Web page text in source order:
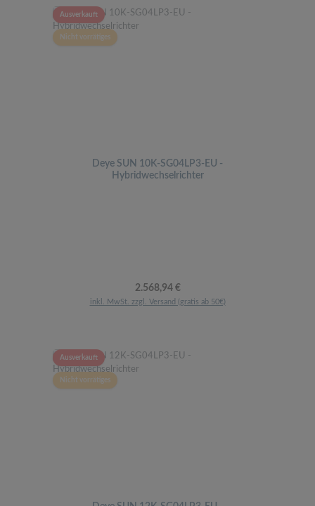
Ausverkauft
Nicht vorrätiges
Deye SUN 10K-SG04LP3-EU -
Hybridwechselrichter
Regulärer Preis:
2.568,94 €
inkl. MwSt. zzgl. Versand (gratis ab 50€)
Ausverkauft
Nicht vorrätiges